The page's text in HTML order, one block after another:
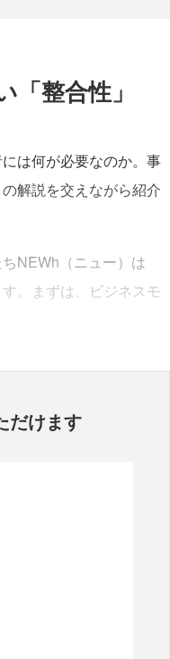
整合性」
は何が必要なのか。事
解説を交えながら紹介
NEWh（ニュー）は
。まずは、ビジネスモ
だけます